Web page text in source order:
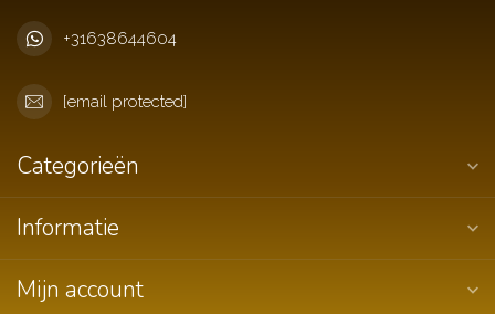
+31638644604
[email protected]
Categorieën
Informatie
Mijn account